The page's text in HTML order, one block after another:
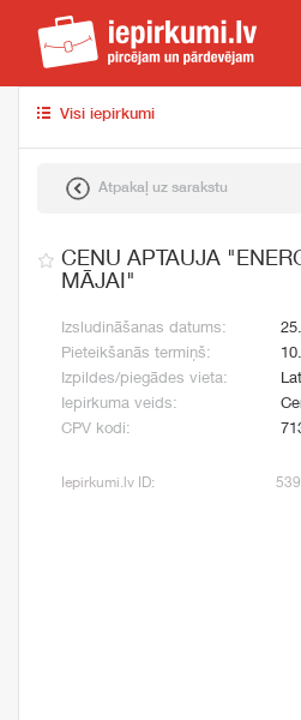
Visi iepirkumi
Atpakaļ uz sarakstu
CENU APTAUJA
MĀJAI"
Izsludināšanas datums:
Pieteikšanās termiņš:
Izpildes/piegādes vieta:
Iepirkuma veids:
CPV kodi:
Iepirkumi.lv ID: